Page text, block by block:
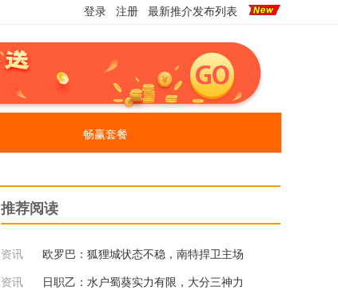
登录 注册 最新推介发布列表
畅赢套餐
推荐阅读
资讯 欧罗巴：狐狸城状态不稳，南特捍卫主场
资讯 日职乙：水户蜀葵实力有限，大分三神力